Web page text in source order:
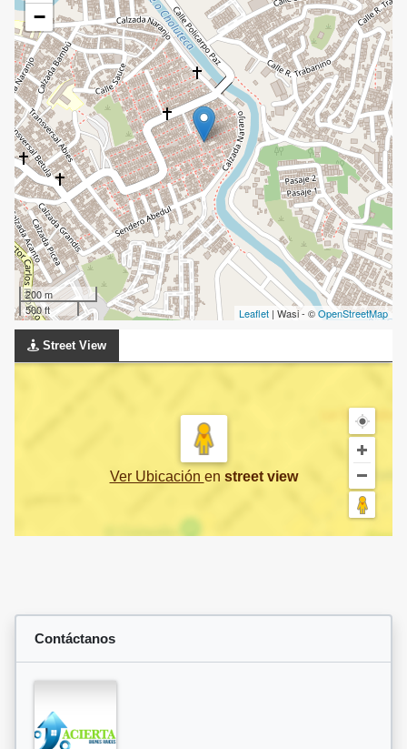
−
200 m
500 ft
Leaflet | Wasi - ©OpenStreetMap
Street View
Ver Ubicación en street view
Contáctanos